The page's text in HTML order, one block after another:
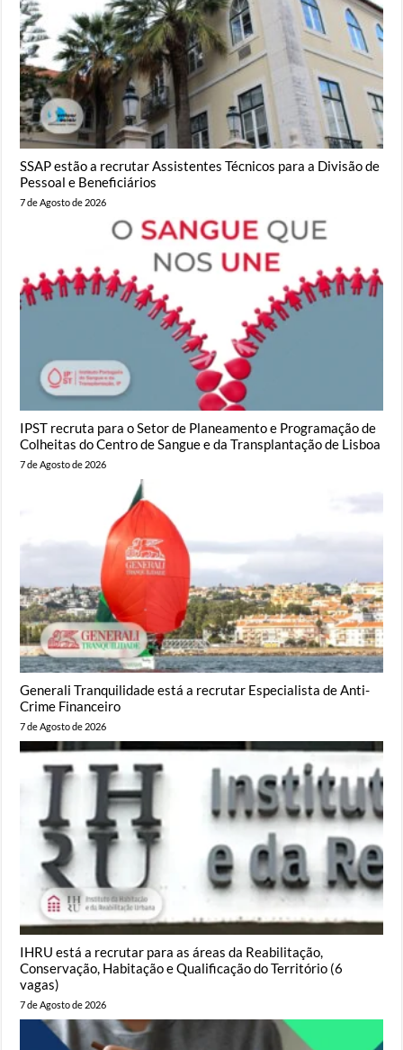
SSAP estão a recrutar Assistentes Técnicos para a Divisão de
Pessoal e Beneficiários
7 de Agosto de 2026
IPST recruta para o Setor de Planeamento e Programação de
Colheitas do Centro de Sangue e da Transplantação de Lisboa
7 de Agosto de 2026
Generali Tranquilidade está a recrutar Especialista de Anti-
Crime Financeiro
7 de Agosto de 2026
IHRU está a recrutar para as áreas da Reabilitação,
Conservação, Habitação e Qualificação do Território (6
vagas)
7 de Agosto de 2026